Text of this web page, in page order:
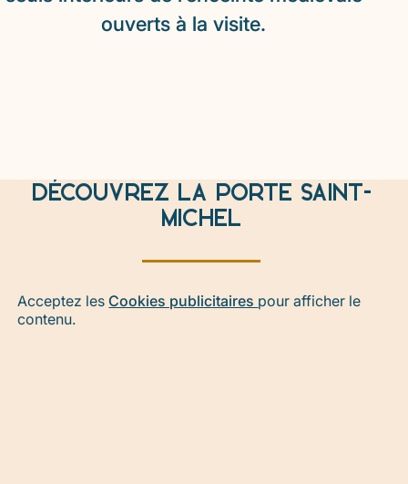
ouverts à la visite.
DÉCOUVREZ LA PORTE SAINT-
MICHEL
Acceptez lesCookies publicitaires pour afficher le
contenu.